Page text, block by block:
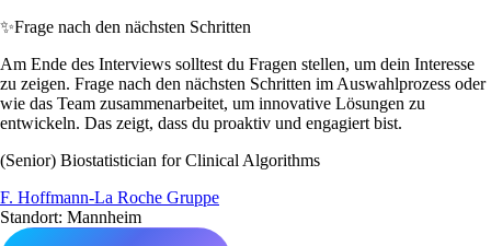
✨Frage nach den nächsten Schritten
Am Ende des Interviews solltest du Fragen stellen, um dein Interesse
zu zeigen. Frage nach den nächsten Schritten im Auswahlprozess oder
wie das Team zusammenarbeitet, um innovative Lösungen zu
entwickeln. Das zeigt, dass du proaktiv und engagiert bist.
(Senior) Biostatistician for Clinical Algorithms
F. Hoffmann-La Roche Gruppe
Standort: Mannheim